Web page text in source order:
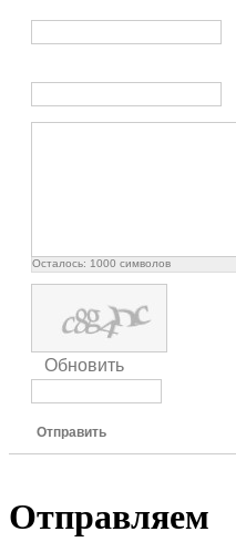
Осталось: 1000 символов
Обновить
Отправить
Отправляем